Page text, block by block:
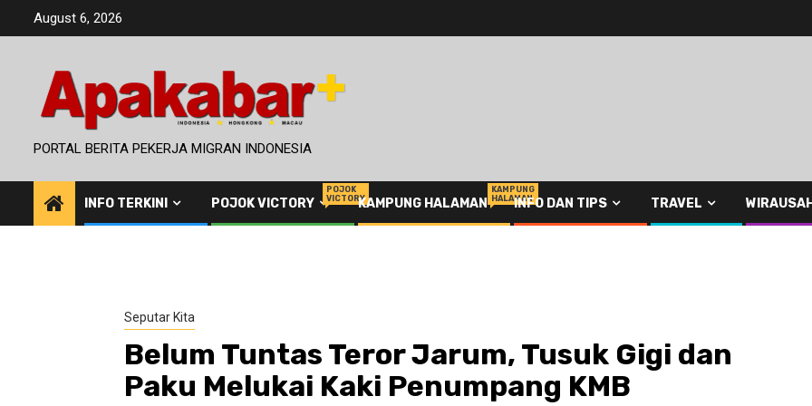
August 6, 2026
PORTAL BERITA PEKERJA MIGRAN INDONESIA
INFO TERKINI POJOK VICTORY
POJOK
VICTORYKAMPUNG HALAMAN
KAMPUNG
HALAMANINFO DAN TIPS TRAVEL
Seputar Kita
Belum Tuntas Teror Jarum, Tusuk Gigi dan
Paku Melukai Kaki Penumpang KMB